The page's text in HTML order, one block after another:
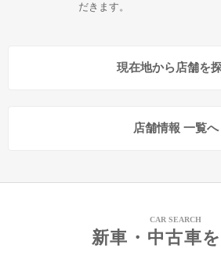
だきます。
現在地から店舗を
店舗情報 一覧へ
CAR SEARCH
新車・中古車